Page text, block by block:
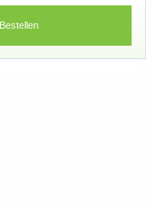
Bestellen